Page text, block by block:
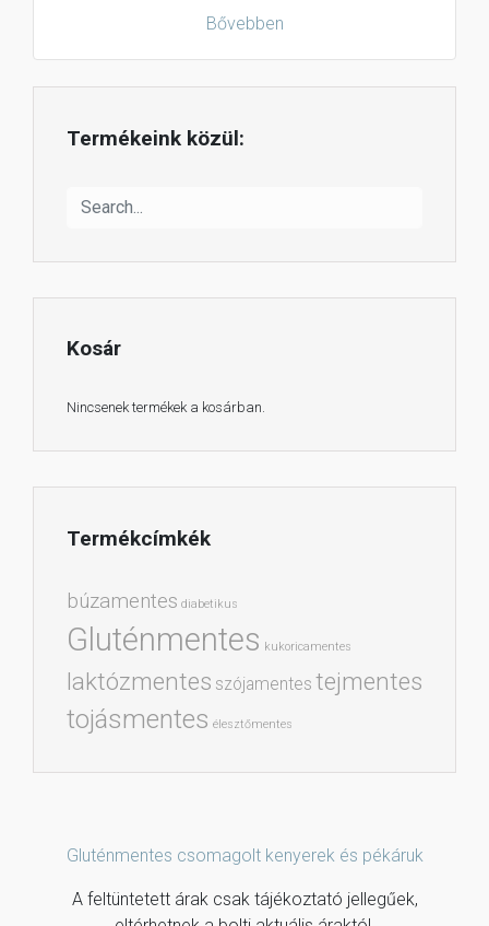
Bővebben
Termékeink közül:
Kosár
Nincsenek termékek a kosárban.
Termékcímkék
búzamentes diabetikus
Gluténmentes kukoricamentes
laktózmentes szójamentes tejmentes
tojásmentes élesztőmentes
Gluténmentes csomagolt kenyerek és pékáruk
A feltüntetett árak csak tájékoztató jellegűek,